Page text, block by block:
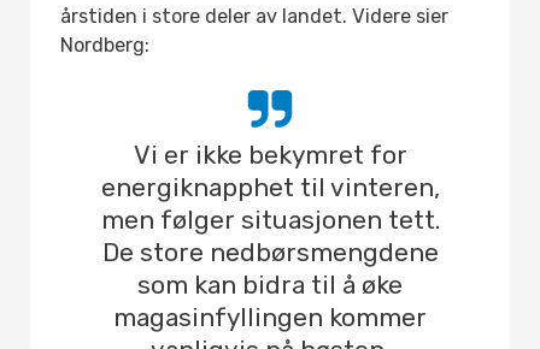
årstiden i store deler av landet. Videre sier
Nordberg:
Vi er ikke bekymret for
energiknapphet til vinteren,
men følger situasjonen tett.
De store nedbørsmengdene
som kan bidra til å øke
magasinfyllingen kommer